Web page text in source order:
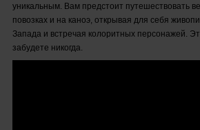
уникальным. Вам предстоит путешествовать
повозках и на каноэ, открывая для себя
Запада и встречая колоритных персонажей.
забудете никогда.